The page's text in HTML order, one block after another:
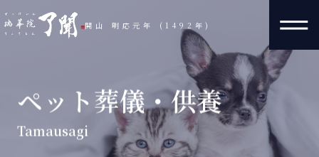
開山 明応元年 (1492年)
ペット葬儀・供養
Tamausagi